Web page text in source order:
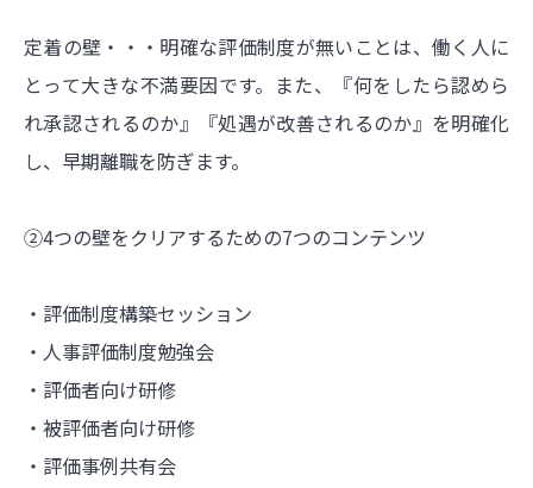
定着の壁・・・明確な評価制度が無いことは、働く人に
とって大きな不満要因です。また、『何をしたら認めら
れ承認されるのか』『処遇が改善されるのか』を明確化
し、早期離職を防ぎます。
②4つの壁をクリアするための7つのコンテンツ
・評価制度構築セッション
・人事評価制度勉強会
・評価者向け研修
・被評価者向け研修
・評価事例共有会